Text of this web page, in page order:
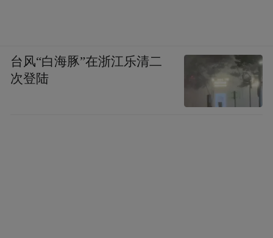
台风“白海豚”在浙江乐清二
次登陆